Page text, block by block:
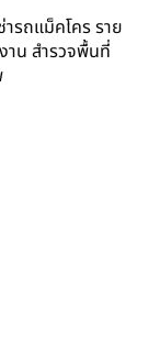
รถแม็คโคร ราย
าน สำรวจพื้นที่